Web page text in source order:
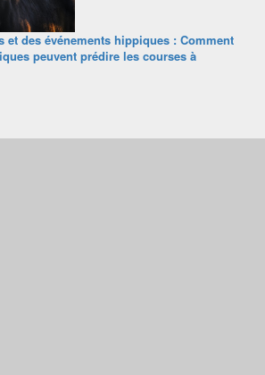
et des événements hippiques : Comment
peuvent prédire les courses à